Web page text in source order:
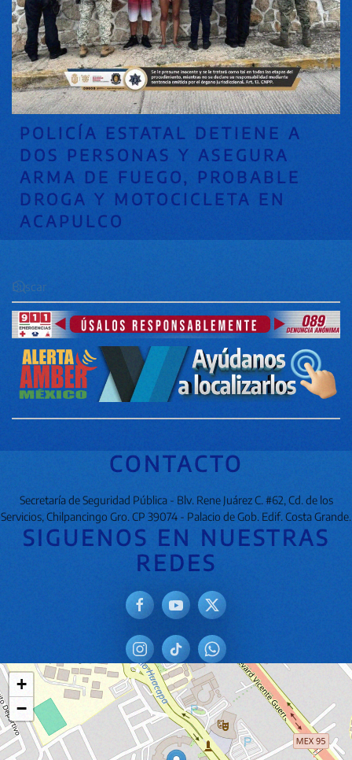
POLICÍA ESTATAL DETIENE A
DOS PERSONAS Y ASEGURA
ARMA DE FUEGO, PROBABLE
DROGA Y MOTOCICLETA EN
ACAPULCO
CONTACTO
Secretaría de Seguridad Pública - Blv. Rene Juárez C. #62, Cd. de los
Servicios, Chilpancingo Gro. CP 39074 - Palacio de Gob. Edif. Costa Grande.
SIGUENOS EN NUESTRAS
REDES
+
−